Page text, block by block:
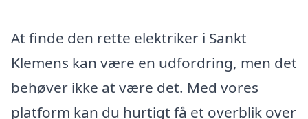
At finde den rette elektriker i Sankt
Klemens kan være en udfordring, men det
behøver ikke at være det. Med vores
platform kan du hurtigt få et overblik over